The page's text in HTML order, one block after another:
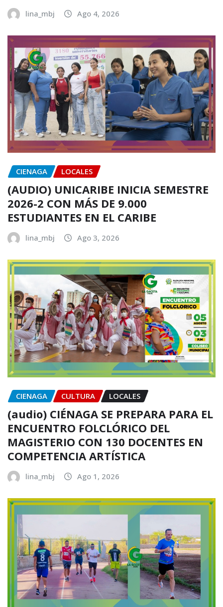
lina_mbj Ago 4, 2026
CIENAGA LOCALES
(AUDIO) UNICARIBE INICIA SEMESTRE
2026-2 CON MÁS DE 9.000
ESTUDIANTES EN EL CARIBE
lina_mbj Ago 3, 2026
CIENAGA CULTURA LOCALES
(audio) CIÉNAGA SE PREPARA PARA EL
ENCUENTRO FOLCLÓRICO DEL
MAGISTERIO CON 130 DOCENTES EN
COMPETENCIA ARTÍSTICA
lina_mbj Ago 1, 2026